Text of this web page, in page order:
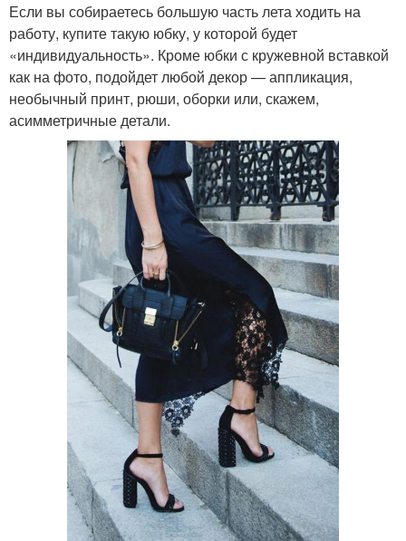
Если вы собираетесь большую часть лета ходить на
работу, купите такую юбку, у которой будет
«индивидуальность». Кроме юбки с кружевной вставкой
как на фото, подойдет любой декор — аппликация,
необычный принт, рюши, оборки или, скажем,
асимметричные детали.